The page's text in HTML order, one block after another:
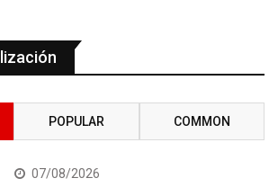
POPULAR COMMON
07/08/2026